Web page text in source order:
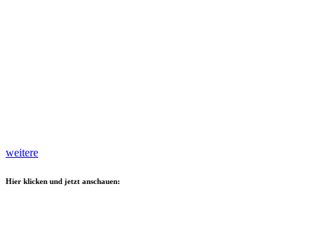
weitere
Hier klicken und jetzt anschauen: